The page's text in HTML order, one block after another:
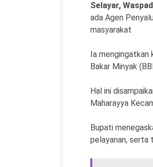
Selayar,
ada Agen
masyarakat
Ia mengingatkan
Bakar Minyak
Hal ini
Maharayya
Bupati
pelayanan, serta